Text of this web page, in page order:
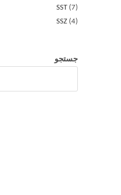
SST 7
SSZ 4
جستجو